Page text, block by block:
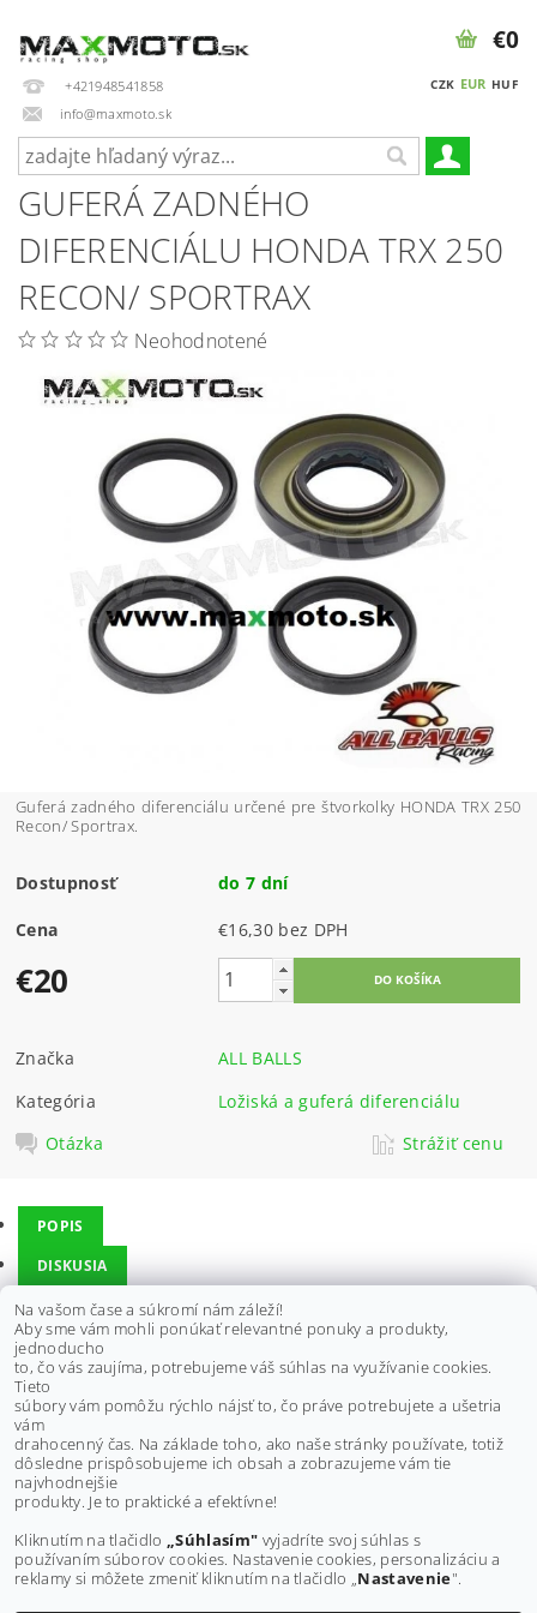
+421948541858
info@maxmoto.sk
CZK EUR HUF
€0
GUFERÁ ZADNÉHO
DIFERENCIÁLU HONDA TRX 250
RECON/ SPORTRAX
Neohodnotené
Guferá zadného diferenciálu určené pre štvorkolky HONDA TRX 250
Recon/ Sportrax.
Dostupnosť do 7 dní
Cena €16,30 bez DPH
€20
Značka
ALL BALLS
Kategória
Ložiská a guferá diferenciálu
Otázka
Strážiť cenu
POPIS
DISKUSIA
Vhodné pre štvorkolky HONDA - zadný diferenciál:
TRX 250 Recon, 97-01
TRX 250 TE Recon, 02-18
TRX 250 TM Recon, 02-18
TRX 250X/ EX Sportrax, 01-18
Buďte prvý, kto napíše príspevok k tejto položke.
Na vašom čase a súkromí nám záleží!
Aby sme vám mohli ponúkať relevantné ponuky a produkty,
jednoducho
to, čo vás zaujíma, potrebujeme váš súhlas na využívanie cookies.
Tieto
súbory vám pomôžu rýchlo nájsť to, čo práve potrebujete a ušetria
vám
drahocenný čas. Na základe toho, ako naše stránky používate, totiž
dôsledne prispôsobujeme ich obsah a zobrazujeme vám tie
najvhodnejšie
produkty. Je to praktické a efektívne!
Kliknutím na tlačidlo „Súhlasím" vyjadríte svoj súhlas s
používaním súborov cookies. Nastavenie cookies, personalizáciu a
reklamy si môžete zmeniť kliknutím na tlačidlo „Nastavenie".